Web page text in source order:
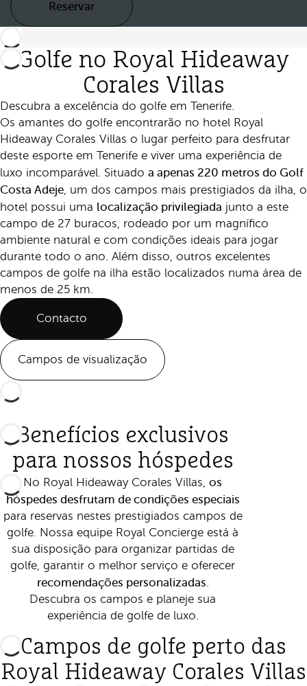
Reservar
Golfe no Royal Hideaway
Corales Villas
Descubra a excelência do golfe em Tenerife.
Os amantes do golfe encontrarão no hotel Royal
Hideaway Corales Villas o lugar perfeito para desfrutar
deste esporte em Tenerife e viver uma experiência de
luxo incomparável. Situado a apenas 220 metros do Golf
Costa Adeje, um dos campos mais prestigiados da ilha, o
hotel possui uma localização privilegiada junto a este
campo de 27 buracos, rodeado por um magnífico
ambiente natural e com condições ideais para jogar
durante todo o ano. Além disso, outros excelentes
campos de golfe na ilha estão localizados numa área de
menos de 25 km.
Contacto
Campos de visualização
Benefícios exclusivos
para nossos hóspedes
No Royal Hideaway Corales Villas,os
hóspedes desfrutam de condições especiais
para reservas nestes prestigiados campos de
golfe. Nossa equipe Royal Concierge está à
sua disposição para organizar partidas de
golfe, garantir o melhor serviço e oferecer
recomendações personalizadas.
Descubra os campos e planeje sua
experiência de golfe de luxo.
Campos de golfe perto das
Royal Hideaway Corales Villas